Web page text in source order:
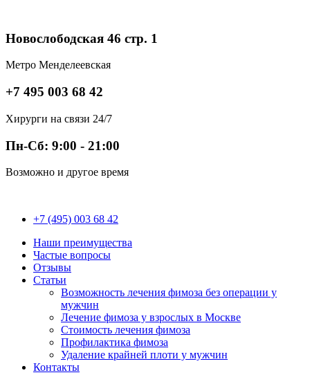
содержимому
Новослободская 46 стр. 1
Метро Менделеевская
+7 495 003 68 42
Хирурги на связи 24/7
Пн-Сб: 9:00 - 21:00
Возможно и другое время
+7 (495) 003 68 42
Наши преимущества
Частые вопросы
Отзывы
Статьи
Возможность лечения фимоза без операции у
мужчин
Лечение фимоза у взрослых в Москве
Стоимость лечения фимоза
Профилактика фимоза
Удаление крайней плоти у мужчин
Контакты